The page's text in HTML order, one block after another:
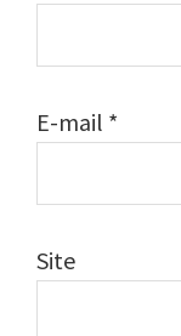
E-mail *
Site